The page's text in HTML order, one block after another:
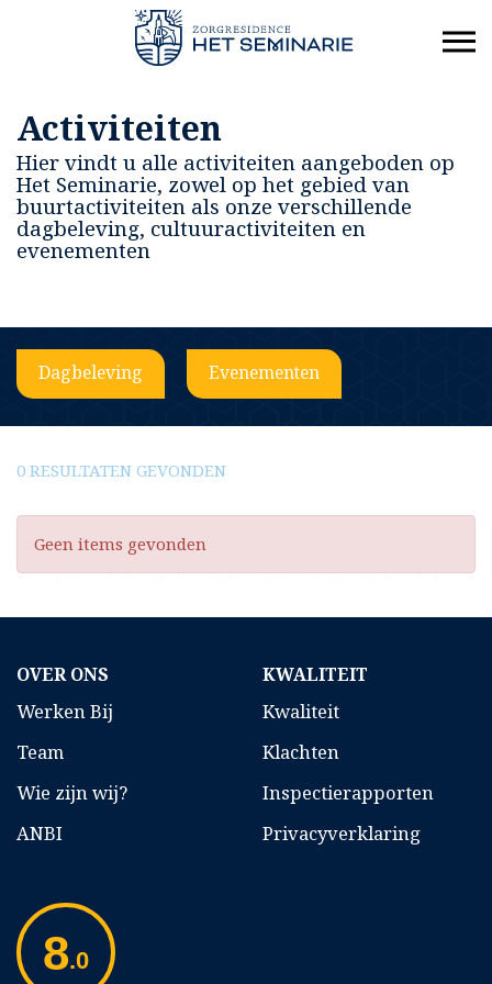
Activiteiten
Hier vindt u alle activiteiten aangeboden op
Het Seminarie, zowel op het gebied van
buurtactiviteiten als onze verschillende
dagbeleving, cultuuractiviteiten en
evenementen
Dagbeleving Evenementen
0 RESULTATEN GEVONDEN
Geen items gevonden
OVER ONS
Werken Bij
Team
Wie zijn wij?
ANBI
KWALITEIT
Kwaliteit
Klachten
Inspectierapporten
Privacyverklaring
8.0